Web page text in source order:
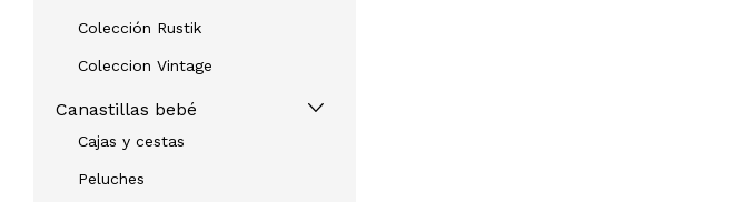
Colección Rustik
Coleccion Vintage
Canastillas bebé
Cajas y cestas
Peluches